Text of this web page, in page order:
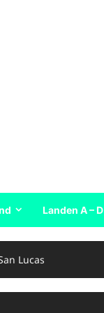
Landen A – D
Lucas